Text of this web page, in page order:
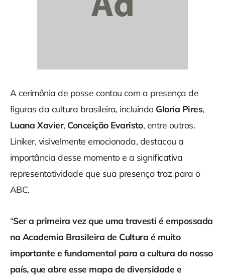
A cerimônia de posse contou com a presença de
figuras ​​da cultura brasileira, incluindo Gloria Pires,
Luana Xavier, Conceição Evaristo, entre outros.
Liniker, visivelmente emocionada, destacou a
importância desse momento e a significativa
representatividade que sua presença traz para o
ABC.
“Ser a primeira vez que uma travesti é empossada
na Academia Brasileira de Cultura é muito
importante e fundamental para a cultura do nosso
país, que abre esse mapa de diversidade e